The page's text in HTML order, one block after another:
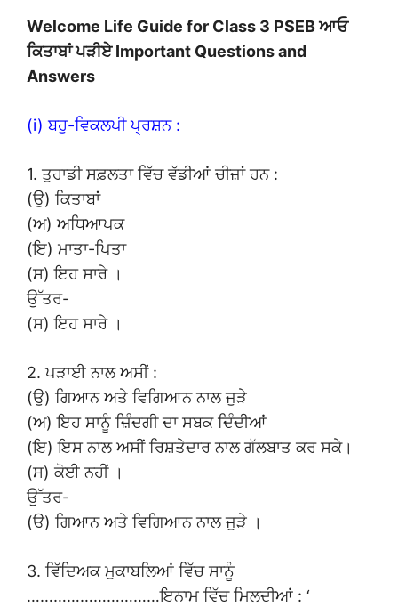
Welcome Life Guide for Class 3 PSEB ਆਓ
ਕਿਤਾਬਾਂ ਪੜੀਏ Important Questions and
Answers
(i) ਬਹੁ-ਵਿਕਲਪੀ ਪ੍ਰਸ਼ਨ :
1. ਤੁਹਾਡੀ ਸਫ਼ਲਤਾ ਵਿੱਚ ਵੱਡੀਆਂ ਚੀਜ਼ਾਂ ਹਨ :
(ਉ) ਕਿਤਾਬਾਂ
(ਅ) ਅਧਿਆਪਕ
(ਇ) ਮਾਤਾ-ਪਿਤਾ
(ਸ) ਇਹ ਸਾਰੇ ।
ਉੱਤਰ-
(ਸ) ਇਹ ਸਾਰੇ ।
2. ਪੜਾਈ ਨਾਲ ਅਸੀਂ :
(ਉ) ਗਿਆਨ ਅਤੇ ਵਿਗਿਆਨ ਨਾਲ ਜੁੜੇ
(ਅ) ਇਹ ਸਾਨੂੰ ਜ਼ਿੰਦਗੀ ਦਾ ਸਬਕ ਦਿੰਦੀਆਂ
(ਇ) ਇਸ ਨਾਲ ਅਸੀਂ ਰਿਸ਼ਤੇਦਾਰ ਨਾਲ ਗੱਲਬਾਤ ਕਰ ਸਕੇ।
(ਸ) ਕੋਈ ਨਹੀਂ ।
ਉੱਤਰ-
(ੳ) ਗਿਆਨ ਅਤੇ ਵਿਗਿਆਨ ਨਾਲ ਜੁੜੇ ।
3. ਵਿੱਦਿਅਕ ਮੁਕਾਬਲਿਆਂ ਵਿੱਚ ਸਾਨੂੰ
…………………………ਇਨਾਮ ਵਿੱਚ ਮਿਲਦੀਆਂ : ‘